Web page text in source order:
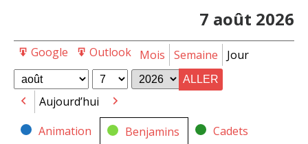
7 août 2026
Export
for
Google
Export
for
Outlook Mois Semaine Jour
Mois
Jour
Année
Précédent
Aujourd’hui Suivant
Catégories
Animation Benjamins Cadets